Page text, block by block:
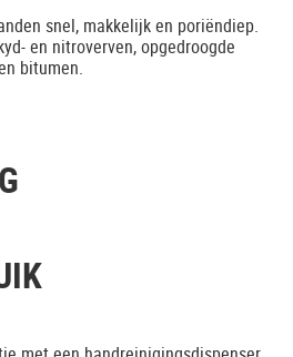
snel, makkelijk en poriëndiep.
en nitroverven, opgedroogde
bitumen.